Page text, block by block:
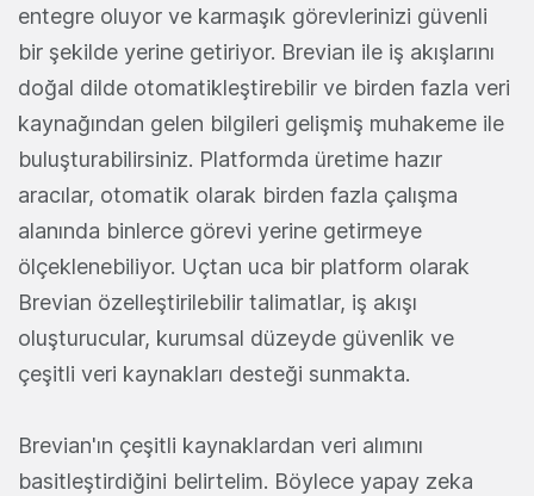
entegre oluyor ve karmaşık görevlerinizi güvenli
bir şekilde yerine getiriyor. Brevian ile iş akışlarını
doğal dilde otomatikleştirebilir ve birden fazla veri
kaynağından gelen bilgileri gelişmiş muhakeme ile
buluşturabilirsiniz. Platformda üretime hazır
aracılar, otomatik olarak birden fazla çalışma
alanında binlerce görevi yerine getirmeye
ölçeklenebiliyor. Uçtan uca bir platform olarak
Brevian özelleştirilebilir talimatlar, iş akışı
oluşturucular, kurumsal düzeyde güvenlik ve
çeşitli veri kaynakları desteği sunmakta.
Brevian'ın çeşitli kaynaklardan veri alımını
basitleştirdiğini belirtelim. Böylece yapay zeka